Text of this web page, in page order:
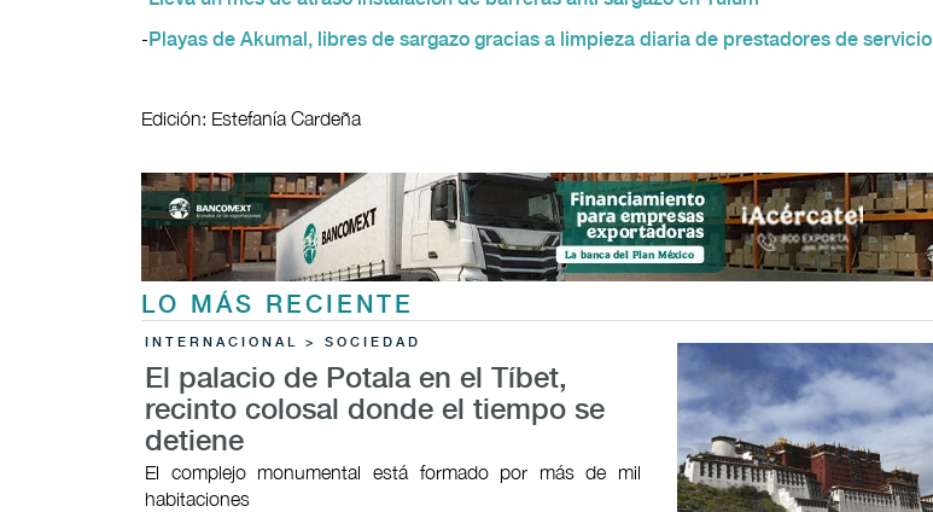
- Playas de Akumal, libres de sargazo gracias a limpieza diaria de prestadores de servicio
Edición: Estefanía Cardeña
LO MÁS RECIENTE
INTERNACIONAL > SOCIEDAD
El palacio de Potala en el Tíbet,
recinto colosal donde el tiempo se
detiene
El complejo monumental está formado por más de mil
habitaciones